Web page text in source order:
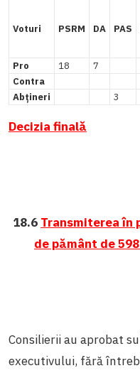
Voturi PSRM DA PAS
Pro 18 7
Contra
Abțineri
3
Decizia finală
18.6 Transmiterea în
de pământ de
Consilierii au aprobat
executivului, fără